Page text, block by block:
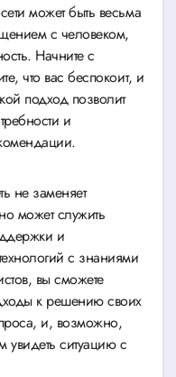
может быть весьма
с человеком,
Начните с
что вас беспокоит, и
подход позволит
и
не заменяет
может служить
и
с знаниями
вы сможете
к решению своих
и, возможно,
увидеть ситуацию с